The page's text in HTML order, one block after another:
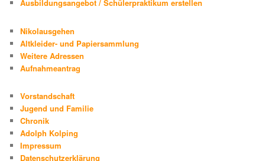
Ausbildungsangebot / Schülerpraktikum erstellen
Nikolausgehen
Altkleider- und Papiersammlung
Weitere Adressen
Aufnahmeantrag
Vorstandschaft
Jugend und Familie
Chronik
Adolph Kolping
Impressum
Datenschutzerklärung